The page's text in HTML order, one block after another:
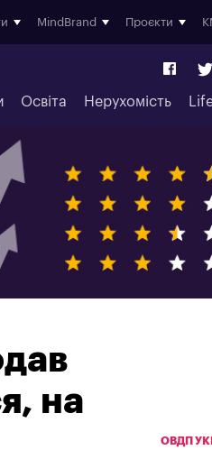
MindBrand Проєкти
Освіта Нерухомість
на
ОВДП